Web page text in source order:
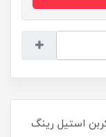
استیل رینگ